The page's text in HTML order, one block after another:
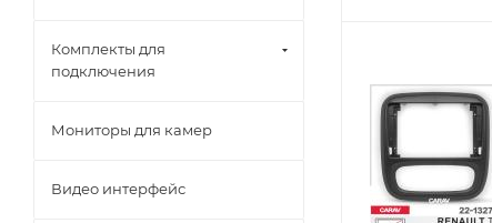
Комплекты для
подключения
Мониторы для камер
Видео интерфейс